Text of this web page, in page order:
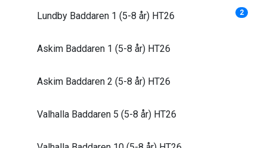
Lundby Baddaren 1 (5-8 år) HT26 2
Askim Baddaren 1 (5-8 år) HT26
Askim Baddaren 2 (5-8 år) HT26
Valhalla Baddaren 5 (5-8 år) HT26